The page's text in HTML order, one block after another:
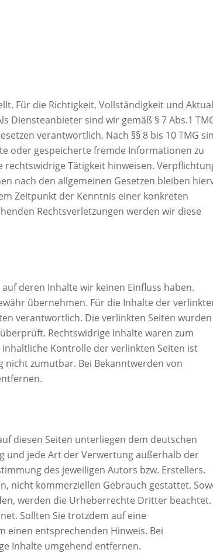
Für die Richtigkeit, Vollständigkeit und
Diensteanbieter sind wir gemäß § 7 Abs.1
verantwortlich. Nach §§ 8 bis 10 TMG
oder gespeicherte fremde Informationen zu
Tätigkeit hinweisen.
nach den allgemeinen Gesetzen bleiben
Zeitpunkt der Kenntnis einer konkreten
Rechtsverletzungen werden wir diese
deren Inhalte wir keinen Einfluss haben.
übernehmen. Für die Inhalte der
verantwortlich. Die verlinkten Seiten wurden
Rechtswidrige Inhalte waren zum
Kontrolle der verlinkten Seiten ist
zumutbar. Bei Bekanntwerden von
diesen Seiten unterliegen dem deutschen
und jede Art der Verwertung außerhalb der
des jeweiligen Autors bzw. Erstellers.
nicht kommerziellen Gebrauch gestattet.
werden die Urheberrechte Dritter beachtet.
Sollten Sie trotzdem auf eine
entsprechenden Hinweis. Bei
Inhalte umgehend entfernen.